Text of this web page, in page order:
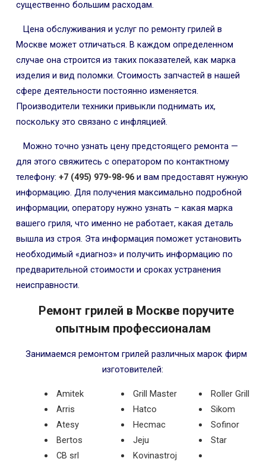
существенно большим расходам.
Цена обслуживания и услуг по ремонту грилей в
Москве может отличаться. В каждом определенном
случае она строится из таких показателей, как марка
изделия и вид поломки. Стоимость запчастей в нашей
сфере деятельности постоянно изменяется.
Производители техники привыкли поднимать их,
поскольку это связано с инфляцией.
Можно точно узнать цену предстоящего ремонта —
для этого свяжитесь с оператором по контактному
телефону: +7 (495) 979-98-96и вам предоставят нужную
информацию. Для получения максимально подробной
информации, оператору нужно узнать – какая марка
вашего гриля, что именно не работает, какая деталь
вышла из строя. Эта информация поможет установить
необходимый «диагноз» и получить информацию по
предварительной стоимости и сроках устранения
неисправности.
Ремонт грилей в Москве поручите
опытным профессионалам
Занимаемся ремонтом грилей различных марок фирм
изготовителей:
Amitek
Arris
Atesy
Bertos
CB srl
Grill Master
Hatco
Hecmac
Jeju
Kovinastroj
Roller Grill
Sikom
Sofinor
Star